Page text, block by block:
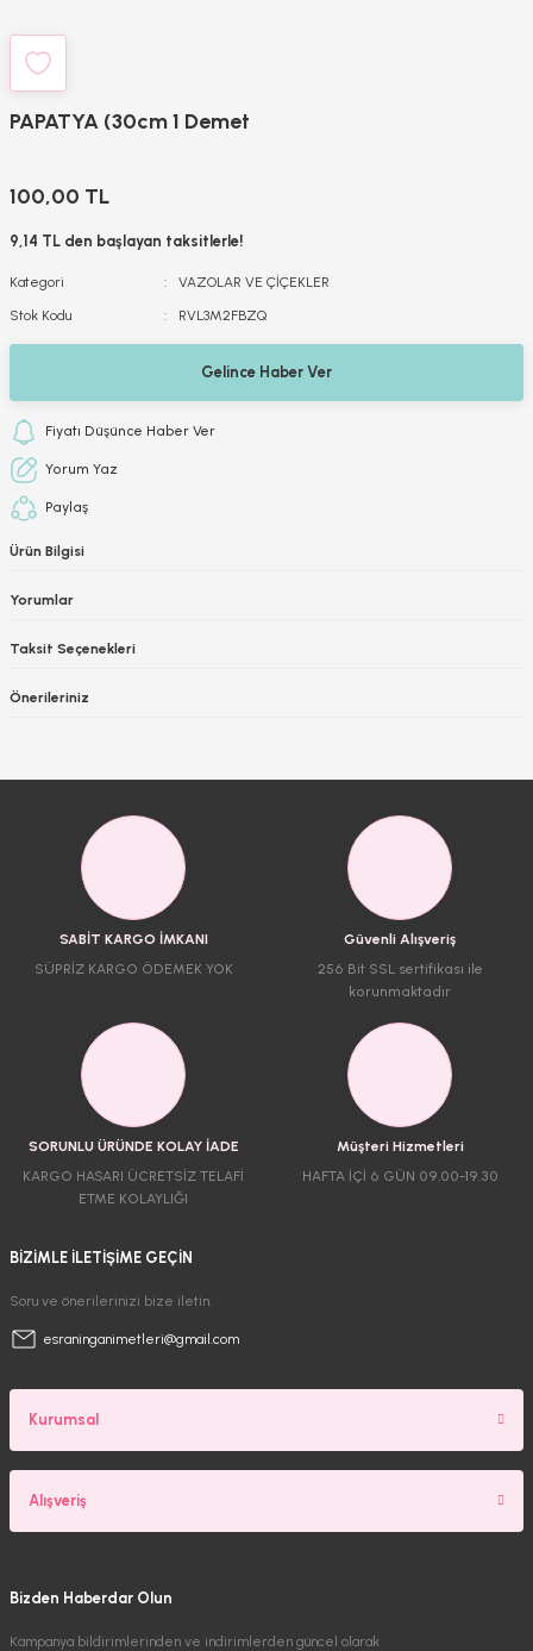
PAPATYA (30cm 1 Demet
100,00 TL
9,14 TL den başlayan taksitlerle!
Kategori
VAZOLAR VE ÇİÇEKLER
Stok Kodu
RVL3M2FBZQ
Gelince Haber Ver
Fiyatı Düşünce Haber Ver
Yorum Yaz
Paylaş
Ürün Bilgisi
Yorumlar
Taksit Seçenekleri
Önerileriniz
SABİT KARGO İMKANI
SÜPRİZ KARGO ÖDEMEK YOK
Güvenli Alışveriş
256 Bit SSL sertifikası ile
korunmaktadır
SORUNLU ÜRÜNDE KOLAY İADE
KARGO HASARI ÜCRETSİZ TELAFİ
ETME KOLAYLIĞI
Müşteri Hizmetleri
HAFTA İÇİ 6 GÜN 09.00-19.30
BİZİMLE İLETİŞİME GEÇİN
Soru ve önerilerinizi bize iletin.
esraninganimetleri@gmail.com
Kurumsal
Alışveriş
Bizden Haberdar Olun
Kampanya bildirimlerinden ve indirimlerden güncel olarak